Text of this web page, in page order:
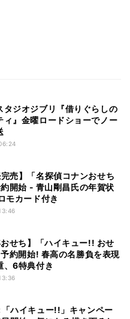
タジオジブリ『借りぐらしの
ィ』金曜ロードショーでノー
完売】「名探偵コナンおせち
開始 - 青山剛昌氏の年賀状
モカード付き
せち】「ハイキュー!! おせ
約開始! 春高の名勝負を表現
、6特典付き
ハイキュー!!」キャンペー